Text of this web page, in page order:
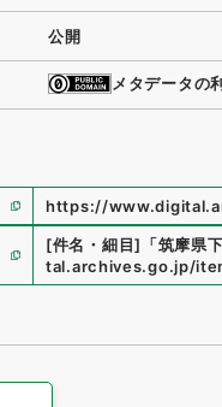
公開
メタデータの
https://
[件名・細目] 「筑摩県
tal.archives.go.jp/